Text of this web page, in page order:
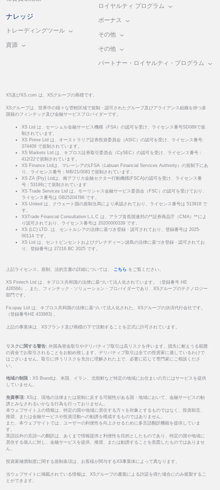
ナレッジ
トレーディングツール
資源
ロイヤルティ プログラム
ボーナス
その他
その他
パートナー・ロイヤルティ・プログラム
XS及びXS.com は、XSグループの商標です。
XSグループは、世界中の様々な管轄区域で規制・認可されたグループ及びアライアンス組織を持つ多
国籍のフィンテック及び金融サービスプロバイダーです。
XS Ltd は、セーシェル金融サービス機構（FSA）の認可を受け、ライセンス番号SD089で規
制されています。
XS Prime Ltd は、オーストラリア証券投資委員会（ASIC）の認可を受け、ライセンス番号:
374409 で規制されています。
XS Markets Ltd は、キプロス証券取引委員会（CySEC）の認可を受け、ライセンス番号：
412/22で規制されています。
XS Finance Ltdは、マレーシアのLFSA（Labuan Financial Services Authority）の規制下にあ
り、ライセンス番号：MB/21/0081で規制されています。
XS ZA (Pty) Ltdは、南アフリカ金融セクター行動機構(FSCA)の認可を受け、ライセンス番
号：53199にて規制されています
XS Trade Services Ltd は、モーリシャス金融サービス委員会（FSC）の認可を受けており、
ライセンス番号は GB25204786 です。
XS United は、クウェート国の規制当局により承認されており、ライセンス番号は 513918 で
す。
XSTrade Financial Consultation L.L.C は、アラブ首長国連邦の**証券商品庁（CMA）**によ
り認可されており、ライセンス番号は 20200000339 です。
XS (LC) LTD. は、セントルシアの法律に基づき登録・認可されており、登録番号は 2025-
00114 です。
XS Ltd は、セントビンセントおよびグレナディーン諸島の法律に基づき登録・認可されてお
り、登録番号は 27216 BC 2025 です。
上記ライセンス、規制、法的文書の詳細については、 こちら をご覧ください。
XS Fintech Ltd は、キプロス共和国の法律に基づいて法人化されています。（登録番号 HE
426566）。また、フィンテック・ソリューション・プロバイダーであり、XSグループのテクノロジー
部門です。
Ficupay Ltd は、キプロス共和国の法律に基づいて法人化された、XSグループの決済代行会社です。
（登録番号HE 433983) 。
上記の事業体は、XSブランド及び商標の下で活動することを正式に許可されています。
リスクに関する警告: 外国為替金取引やデリバティブ取引は高リスクを伴います。損失に耐えうる範囲
の資金でお取引されることをお勧め致します。デリバティブ取引は全ての投資家に適しているわけで
はございません。取引に伴うリスクを充分に理解された上で、必要に応じて専門家にご相談くださ
い。
地域の制限 : XS Brandは、米国、イラン、北朝鮮など特定の地域にお住まいの方にはサービスを提供
していません。
免責事項: XSは、現地の法律または規制に反する可能性がある国・地域において、金融サービスの勧
誘とみなされるいかなる行為も行っておりません。
本ウェブサイト上の情報は、特定の国や地域に居住する方々を対象とするものではなく、投資助言、
推奨、または金融サービスや投資活動への勧誘を構成するものではありません。
また、本ウェブサイトでは、ユーザーの利便性を向上させるために多言語翻訳機能を提供していま
す。
英語以外の言語への翻訳は、あくまで情報提供と利便性を目的としたものであり、特定の国や地域に
居住する個人に対し、金融サービスを提供、推奨、または勧誘することを意図したものではありませ
ん。
投資家補償制度に関する規制条項は、お客様が関与するXS事業体によって異なります。
当ウェブサイトに掲載されている情報は、XSグループの書面による許諾を得た場合にのみ複製するこ
とができます。